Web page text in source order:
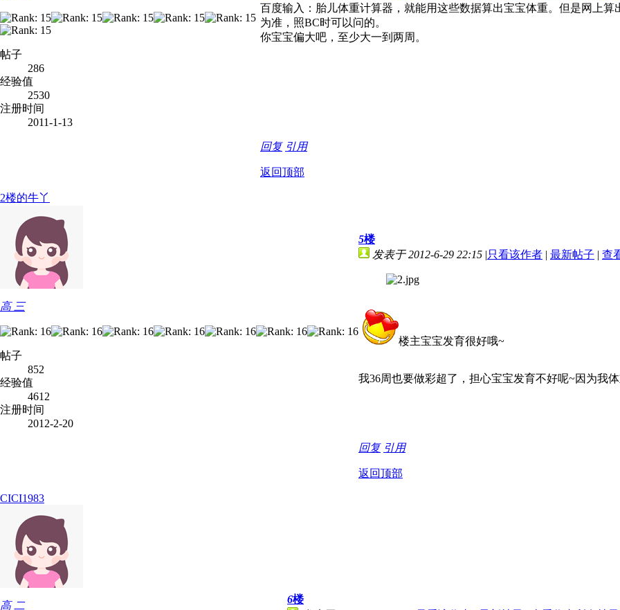
帖子
286
经验值
2530
注册时间
2011-1-13
百度输入：胎儿体重计算器，就能用这些数据算出宝宝体重。但是网上
为准，照BC时可以问的。
你宝宝偏大吧，至少大一到两周。
回复 引用
返回顶部
2楼的牛丫
高 三
帖子
852
经验值
4612
注册时间
2012-2-20
5楼
发表于 2012-6-29 22:15 |只看该作者 | 最新帖子 | 查
楼主宝宝发育很好哦~
我36周也要做彩超了，担心宝宝发育不好呢~因为我
回复 引用
返回顶部
CICI1983
高 二
6楼